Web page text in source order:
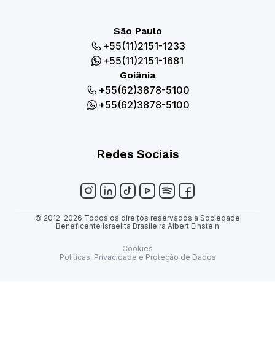
São Paulo
+55(11)2151-1233
+55(11)2151-1681
Goiânia
+55(62)3878-5100
+55(62)3878-5100
Redes Sociais
© 2012-2026 Todos os direitos reservados à Sociedade
Beneficente Israelita Brasileira Albert Einstein
Cookies
Políticas, Privacidade e Proteção de Dados